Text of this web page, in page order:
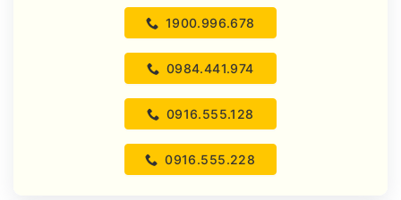
1900.996.678
0984.441.974
0916.555.128
0916.555.228